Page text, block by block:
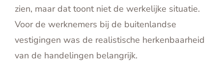
zien, maar dat toont niet de werkelijke situatie.
Voor de werknemers bij de buitenlandse
vestigingen was de realistische herkenbaarheid
van de handelingen belangrijk.